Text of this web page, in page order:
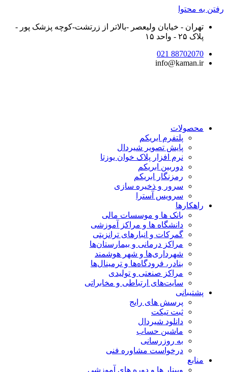
رفتن به محتوا
تهران - خیابان ولیعصر -بالاتر از زرتشت-کوچه پزشک پور -
پلاک ۲۵ - واحد ۱۵
88702070 021
info@kaman.ir
محصولات
پلتفرم ابریکم
پایش تصویر شیردال
نرم افزار پلاک خوان یوزتا
دوربین ابریکم
رمزنگار ابریکم
سرور و ذخیره سازی
سرویس آسترا
راهکارها
بانک ها و موسسات مالی
دانشگاه ها و مراکز آموزشی
گمرکات و انبارهای ترانزیتی
مراکز درمانی و بیمارستان‌ها
شهرداری‌ها و شهر هوشمند
بنادر، فرودگاه‌ها و ترمینال‌ها
مراکز صنعتی و تولیدی
سایت‌های ارتباطی و مخابراتی
پشتیبانی
پرسش های رایج
ثبت تیکت
دانلود شیردال
ماشین حساب
به روزرسانی
درخواست مشاوره فنی
منابع
وبینار ها و دوره های آموزشی